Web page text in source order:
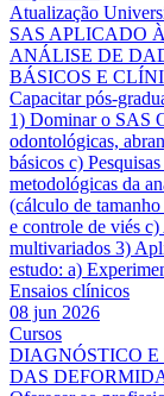
Atualização
SAS APLICADO
ANÁLISE DE
BÁSICOS E
Capacitar pós-
1) Dominar o SAS
odontológicas,
básicos c)
metodológicas da
(cálculo de
e controle de viés
multivariados 3)
estudo: a)
Ensaios clínicos
08 jun 2026
Cursos
DIAGNÓSTICO
DAS